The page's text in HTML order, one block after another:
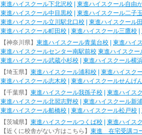
東進ハイスクール下北沢校
東進ハイスクール自由
東進ハイスクール中目黒校
東進ハイスクール二子
東進ハイスクール立川駅北口校
東進ハイスクール
東進ハイスクール町田校
東進ハイスクール三鷹校
【神奈川県】 東進ハイスクール青葉台校 東進ハイ
東進ハイスクールセンター南駅前校 東進ハイスクー
東進ハイスクール武蔵小杉校
東進ハイスクール横
【埼玉県】 東進ハイスクール浦和校 東進ハイスク
東進ハイスクール志木校
東進ハイスクールせんげ
【千葉県】 東進ハイスクール我孫子校 東進ハイス
東進ハイスクール北習志野校
東進ハイスクール新
東進ハイスクール船橋校
東進ハイスクール松戸校
【茨城県】 東進ハイスクールつくば校 東進ハイス
【近くに校舎がない方はこちら】 東進 在宅受講コ